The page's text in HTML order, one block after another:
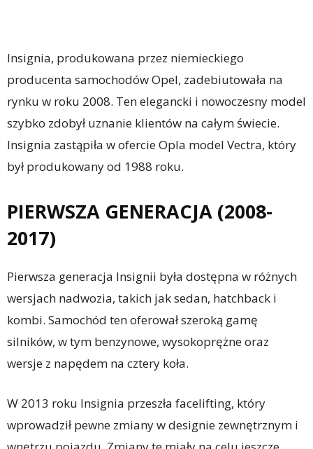
Insignia, produkowana przez niemieckiego
producenta samochodów Opel, zadebiutowała na
rynku w roku 2008. Ten elegancki i nowoczesny model
szybko zdobył uznanie klientów na całym świecie.
Insignia zastąpiła w ofercie Opla model Vectra, który
był produkowany od 1988 roku.
PIERWSZA GENERACJA (2008-
2017)
Pierwsza generacja Insignii była dostępna w różnych
wersjach nadwozia, takich jak sedan, hatchback i
kombi. Samochód ten oferował szeroką gamę
silników, w tym benzynowe, wysokoprężne oraz
wersje z napędem na cztery koła.
W 2013 roku Insignia przeszła facelifting, który
wprowadził pewne zmiany w designie zewnętrznym i